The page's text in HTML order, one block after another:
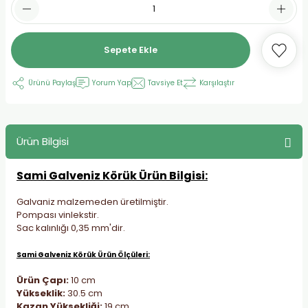
Sepete Ekle
Ürünü Paylaş Yorum Yap Tavsiye Et Karşılaştır
Ürün Bilgisi
Sami Galveniz KörükÜrün Bilgisi:
Galvaniz malzemeden üretilmiştir.
Pompası vinlekstir.
Sac kalınlığı 0,35 mm'dir.
Sami Galveniz Körük Ürün Ölçüleri:
Ürün Çapı:10 cm
Yükseklik:30.5 cm